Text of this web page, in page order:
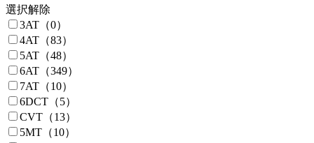
ボンゴバン（4）
ミニキャブ（0）
ライトエース（21）
リエッセ（3）
レジアスエース（6）
レンジャー（0）
アレグロカスタムシャシー（1）
ローザ（4）
N-BOX（0）
オーテックジャパン（5）
タイムトラベルカンパニー（1）
アルペジオ（4）
ティフィンモーターホームズ（1）
北海道日産（3）
八千代工業（1）
日本特種ボディー（7）
日産ピーズフィールドクラフト（9）
島田商事（6）
選択解除
3AT（0）
4AT（83）
5AT（48）
6AT（349）
7AT（10）
6DCT（5）
CVT（13）
5MT（10）